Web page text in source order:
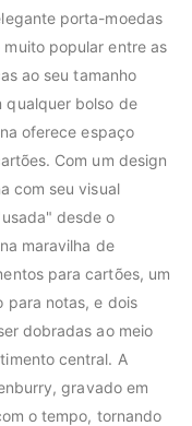
porta-moedas
popular entre as
ao seu tamanho
qualquer bolso de
oferece espaço
Com um design
com seu visual
desde o
maravilha de
para cartões, um
para notas, e dois
dobradas ao meio
central. A
gravado em
o tempo, tornando